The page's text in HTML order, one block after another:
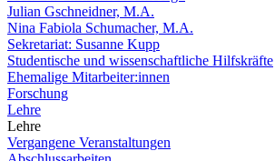
Julian Gschneidner, M.A.
Nina Fabiola Schumacher, M.A.
Sekretariat: Susanne Kupp
Studentische und wissenschaftliche Hilfskräfte
Ehemalige Mitarbeiter:innen
Forschung
Lehre
Lehre
Vergangene Veranstaltungen